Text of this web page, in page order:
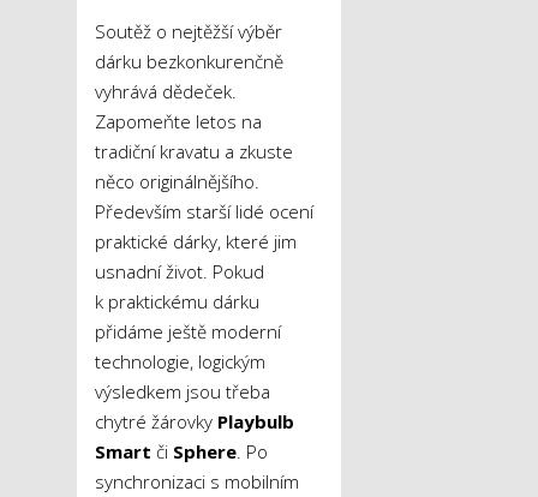
Soutěž o nejtěžší výběr
dárku bezkonkurenčně
vyhrává dědeček.
Zapomeňte letos na
tradiční kravatu a zkuste
něco originálnějšího.
Především starší lidé ocení
praktické dárky, které jim
usnadní život. Pokud
k praktickému dárku
přidáme ještě moderní
technologie, logickým
výsledkem jsou třeba
chytré žárovky Playbulb
Smart či Sphere . Po
synchronizaci s mobilním